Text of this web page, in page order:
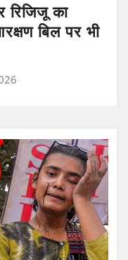
रिजिजू का
बिल पर भी